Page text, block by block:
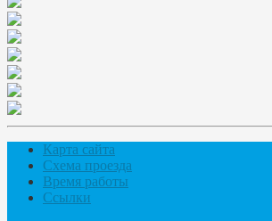
Карта сайта
Схема проезда
Время работы
Ссылки